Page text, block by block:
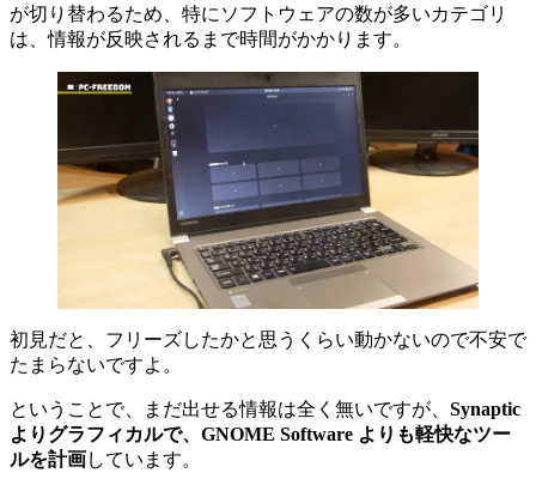
が切り替わるため、特にソフトウェアの数が多いカテゴリ
は、情報が反映されるまで時間がかかります。
初見だと、フリーズしたかと思うくらい動かないので不安で
たまらないですよ。
ということで、まだ出せる情報は全く無いですが、 Synaptic
よりグラフィカルで、GNOME Software よりも軽快なツー
ルを計画しています。